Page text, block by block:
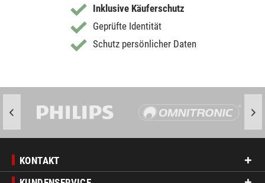
Inklusive Käuferschutz
Geprüfte Identität
Schutz persönlicher Daten
KONTAKT